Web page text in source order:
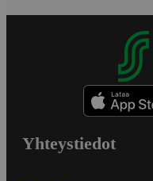
Yhteystiedot